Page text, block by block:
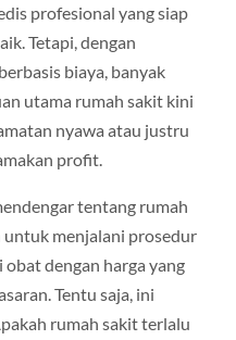
profesional yang siap
Tetapi, dengan
biaya, banyak
utama rumah sakit kini
nyawa atau justru
profit.
tentang rumah
untuk menjalani prosedur
dengan harga yang
Tentu saja, ini
rumah sakit terlalu